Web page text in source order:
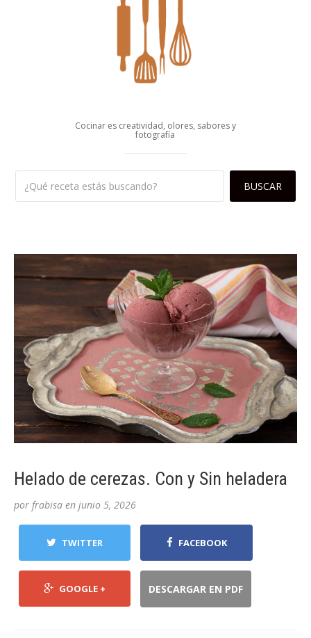
Cocinar es creatividad, olores, sabores y
fotografía
Helado de cerezas. Con y Sin heladera
por frabisa en junio 5, 2026
TWITTER FACEBOOK
GOOGLE + DESCARGAR EN PDF